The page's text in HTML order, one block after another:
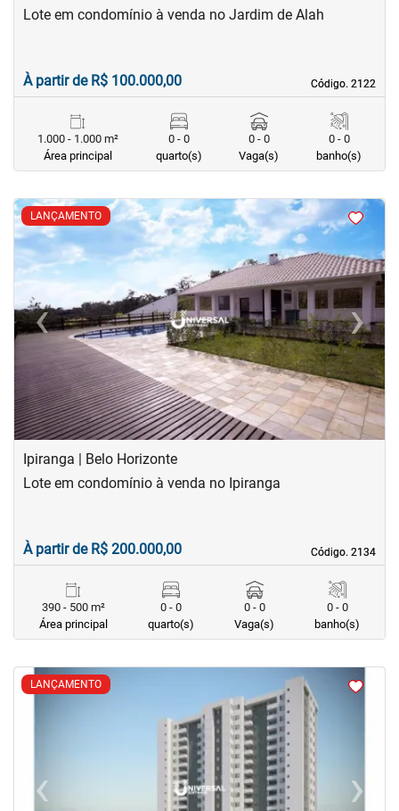
Código. 2122
Código. 2122
Lote em condomínio à venda no Jardim de Alah
À partir de R$ 100.000,00
1.000 - 1.000 m²
Área principal
0 - 0
quarto(s)
0 - 0
Vaga(s)
0 - 0
banho(s)
LANÇAMENTO
<<<<
‹Previous ›Next
Ipiranga | Belo Horizonte
Código. 2134
Código. 2134
Lote em condomínio à venda no Ipiranga
À partir de R$ 200.000,00
390 - 500 m²
Área principal
0 - 0
quarto(s)
0 - 0
Vaga(s)
0 - 0
banho(s)
LANÇAMENTO
<<<
‹Previous ›
Next